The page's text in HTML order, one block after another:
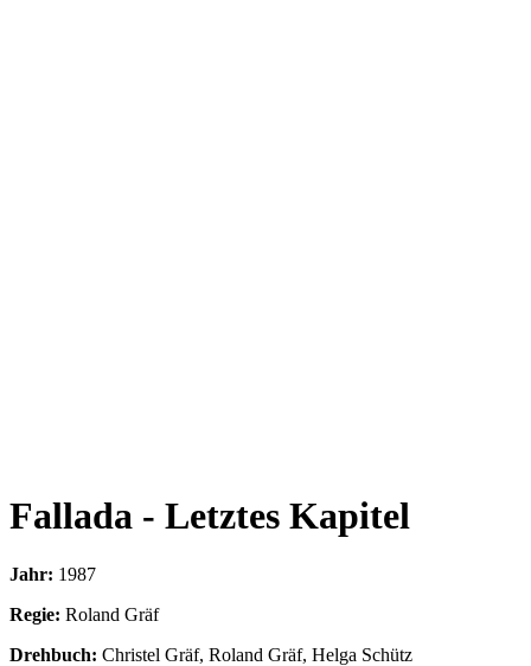
Fallada - Letztes Kapitel
Jahr: 1987
Regie: Roland Gräf
Drehbuch: Christel Gräf, Roland Gräf, Helga Schütz